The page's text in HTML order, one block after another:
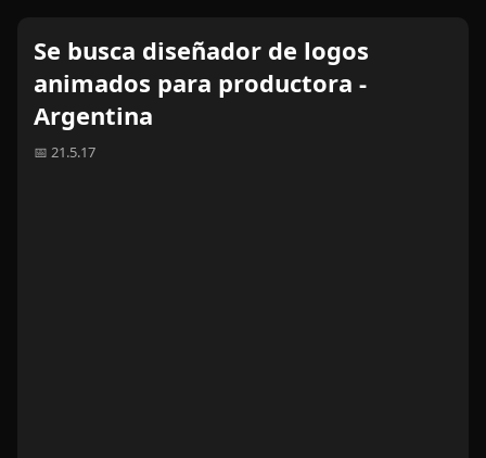
Se busca diseñador de logos
animados para productora -
Argentina
📅 21.5.17